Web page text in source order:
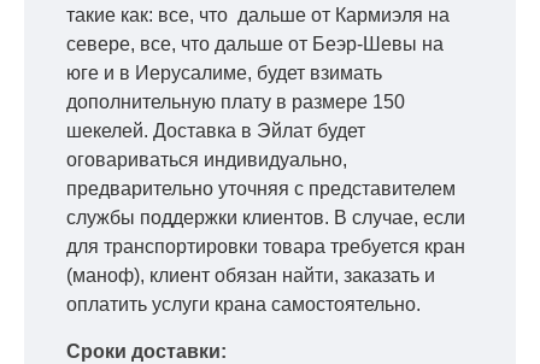
такие как: все, что дальше от Кармиэля на
севере, все, что дальше от Беэр-Шевы на
юге и в Иерусалиме, будет взимать
дополнительную плату в размере 150
шекелей. Доставка в Эйлат будет
оговариваться индивидуально,
предварительно уточняя с представителем
службы поддержки клиентов. В случае, если
для транспортировки товара требуется кран
(маноф), клиент обязан найти, заказать и
оплатить услуги крана самостоятельно.
Сроки доставки: